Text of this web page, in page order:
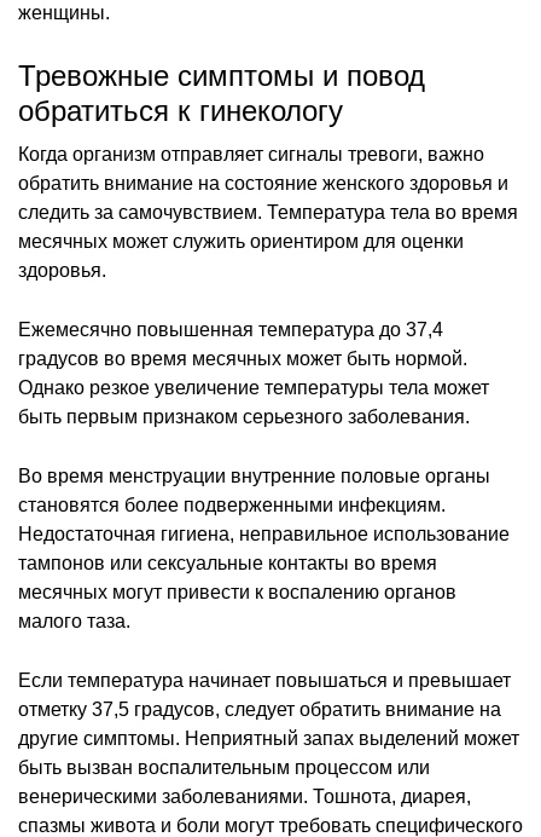
женщины.
Тревожные симптомы и повод
обратиться к гинекологу
Когда организм отправляет сигналы тревоги, важно
обратить внимание на состояние женского здоровья и
следить за самочувствием. Температура тела во время
месячных может служить ориентиром для оценки
здоровья.
Ежемесячно повышенная температура до 37,4
градусов во время месячных может быть нормой.
Однако резкое увеличение температуры тела может
быть первым признаком серьезного заболевания.
Во время менструации внутренние половые органы
становятся более подверженными инфекциям.
Недостаточная гигиена, неправильное использование
тампонов или сексуальные контакты во время
месячных могут привести к воспалению органов
малого таза.
Если температура начинает повышаться и превышает
отметку 37,5 градусов, следует обратить внимание на
другие симптомы. Неприятный запах выделений может
быть вызван воспалительным процессом или
венерическими заболеваниями. Тошнота, диарея,
спазмы живота и боли могут требовать специфического